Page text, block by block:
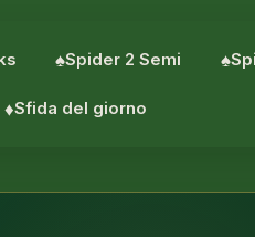
♠︎Spider 2 Semi ♠︎
♦︎Sfida del giorno